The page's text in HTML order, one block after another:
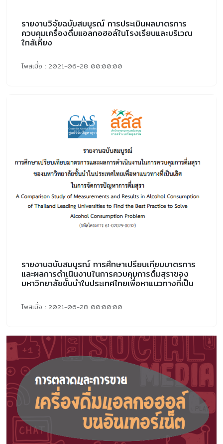
รายงานวิจัยฉบับสมบูรณ์ การประเมินผลมาตรการ
ควบคุมเครื่องดื่มแอลกอฮอล์ในโรงเรียนและบริเวณ
ใกล้เคียง
โพสเมื่อ : 2021-06-28 00:00:00
รายงานฉบับสมบูรณ์ การศึกษาเปรียบเทียบมาตรการ
และผลการดำเนินงานในการควบคุมการดื่มสุราของ
มหาวิทยาลัยชั้นนำในประเทศไทยเพื่อหาแนวทางที่เป็น
โพสเมื่อ : 2021-06-28 00:00:00